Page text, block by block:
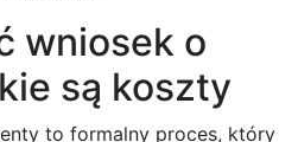
wniosek o
są koszty
to formalny proces, który